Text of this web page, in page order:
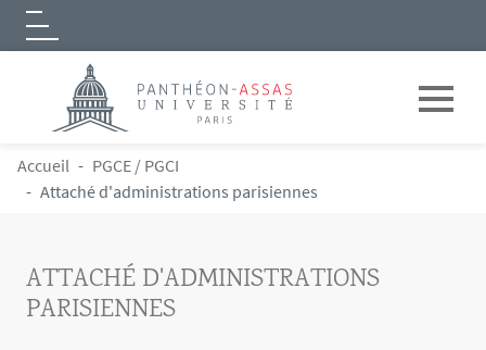
Aller au contenu principal
Logo
FIL D'ARIANE
Accueil
PGCE / PGCI
Attaché d'administrations parisiennes
ATTACHÉ D'ADMINISTRATIONS
PARISIENNES